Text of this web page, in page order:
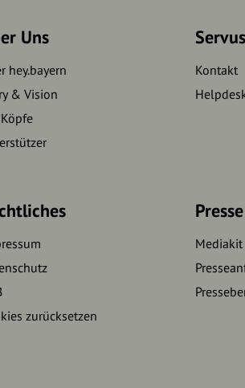
Uns
hey.bayern
& Vision
Kontakt
zurücksetzen
Presse
Mediakit